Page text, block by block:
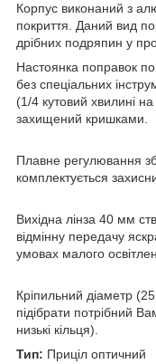
Корпус виконаний з
покриття. Даний вид
дрібних подряпин у
Настоянка поправок по
без спеціальних
(1/4 кутовий хвилині
захищений кришками.
Плавне регулювання
комплектується
Вихідна лінза 40 мм
відмінну передачу
умовах малого
Кріпильний діаметр
підібрати потрібний
низькі кільця).
Тип: Приціл оптичний